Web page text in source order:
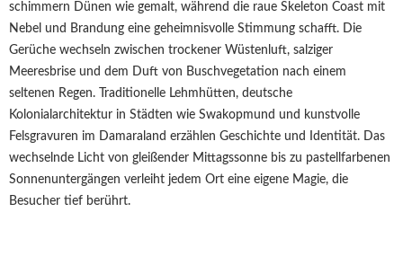
schimmern Dünen wie gemalt, während die raue Skeleton Coast mit
Nebel und Brandung eine geheimnisvolle Stimmung schafft. Die
Gerüche wechseln zwischen trockener Wüstenluft, salziger
Meeresbrise und dem Duft von Buschvegetation nach einem
seltenen Regen. Traditionelle Lehmhütten, deutsche
Kolonialarchitektur in Städten wie Swakopmund und kunstvolle
Felsgravuren im Damaraland erzählen Geschichte und Identität. Das
wechselnde Licht von gleißender Mittagssonne bis zu pastellfarbenen
Sonnenuntergängen verleiht jedem Ort eine eigene Magie, die
Besucher tief berührt.